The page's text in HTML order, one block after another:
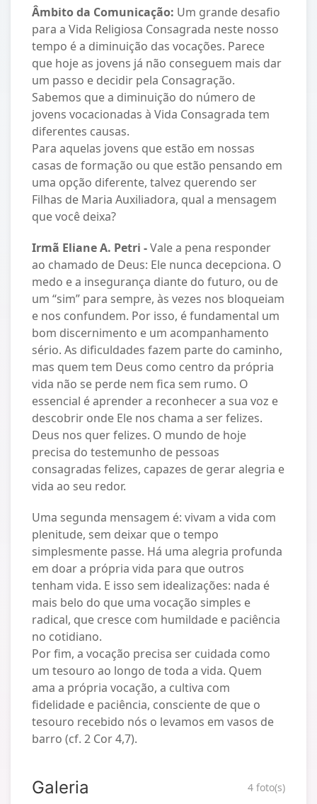
Âmbito da Comunicação: Um grande desafio
para a Vida Religiosa Consagrada neste nosso
tempo é a diminuição das vocações. Parece
que hoje as jovens já não conseguem mais dar
um passo e decidir pela Consagração.
Sabemos que a diminuição do número de
jovens vocacionadas à Vida Consagrada tem
diferentes causas.
Para aquelas jovens que estão em nossas
casas de formação ou que estão pensando em
uma opção diferente, talvez querendo ser
Filhas de Maria Auxiliadora, qual a mensagem
que você deixa?
Irmã Eliane A. Petri -Vale a pena responder
ao chamado de Deus: Ele nunca decepciona. O
medo e a insegurança diante do futuro, ou de
um “sim” para sempre, às vezes nos bloqueiam
e nos confundem. Por isso, é fundamental um
bom discernimento e um acompanhamento
sério. As dificuldades fazem parte do caminho,
mas quem tem Deus como centro da própria
vida não se perde nem fica sem rumo. O
essencial é aprender a reconhecer a sua voz e
descobrir onde Ele nos chama a ser felizes.
Deus nos quer felizes. O mundo de hoje
precisa do testemunho de pessoas
consagradas felizes, capazes de gerar alegria e
vida ao seu redor.
Uma segunda mensagem é: vivam a vida com
plenitude, sem deixar que o tempo
simplesmente passe. Há uma alegria profunda
em doar a própria vida para que outros
tenham vida. E isso sem idealizações: nada é
mais belo do que uma vocação simples e
radical, que cresce com humildade e paciência
no cotidiano.
Por fim, a vocação precisa ser cuidada como
um tesouro ao longo de toda a vida. Quem
ama a própria vocação, a cultiva com
fidelidade e paciência, consciente de que o
tesouro recebido nós o levamos em vasos de
barro (cf. 2 Cor 4,7).
Galeria 4 foto(s)